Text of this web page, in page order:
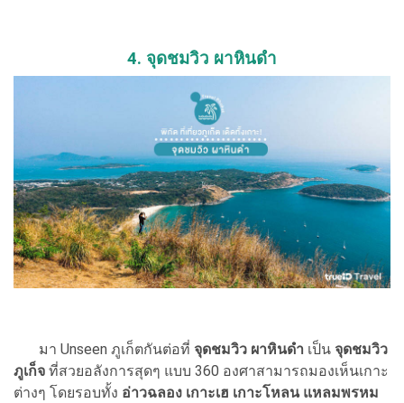
4. จุดชมวิว ผาหินดํา
มา Unseen ภูเก็ตกันต่อที่ จุดชมวิว ผาหินดำ เป็น จุดชมวิว
ภูเก็จ ที่สวยอลังการสุดๆ แบบ 360 องศาสามารถมองเห็นเกาะ
ต่างๆ โดยรอบทั้ง อ่าวฉลอง เกาะเฮ เกาะโหลน แหลมพรหม